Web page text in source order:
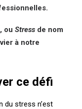
ou Stress de nom
à notre
ce défi
du stress n’est